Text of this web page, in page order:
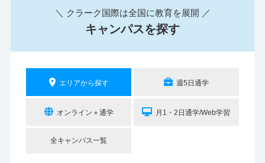
＼ クラーク国際は全国に教育を展開 ／
キャンパスを探す
エリアから探す 週5日通学
オンライン＋通学 月1・2日通学/Web学習
全キャンパス一覧